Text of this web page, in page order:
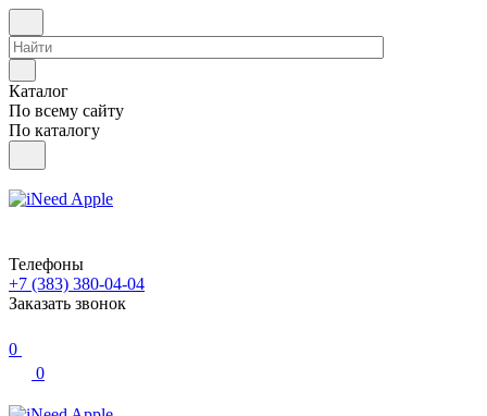
Каталог
По всему сайту
По каталогу
Телефоны
+7 (383) 380-04-04
Заказать звонок
0
0